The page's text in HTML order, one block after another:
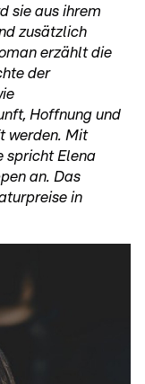
sie aus ihrem
zusätzlich
erzählt die
der
Hoffnung und
werden. Mit
spricht Elena
an. Das
in